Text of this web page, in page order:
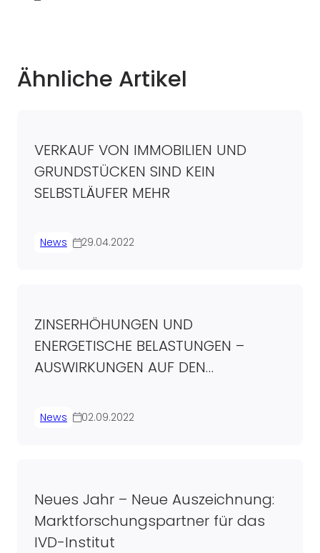
Ähnliche Artikel
VERKAUF VON IMMOBILIEN UND
GRUNDSTÜCKEN SIND KEIN
SELBSTLÄUFER MEHR
News 29.04.2022
ZINSERHÖHUNGEN UND
ENERGETISCHE BELASTUNGEN –
AUSWIRKUNGEN AUF DEN
News 02.09.2022
Neues Jahr – Neue Auszeichnung:
Marktforschungspartner für das
IVD-Institut